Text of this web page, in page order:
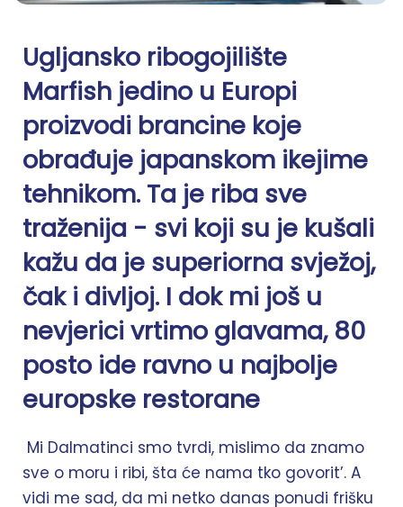
Ugljansko ribogojilište
Marfish jedino u Europi
proizvodi brancine koje
obrađuje japanskom ikejime
tehnikom. Ta je riba sve
traženija - svi koji su je kušali
kažu da je superiorna svježoj,
čak i divljoj. I dok mi još u
nevjerici vrtimo glavama, 80
posto ide ravno u najbolje
europske restorane
Mi Dalmatinci smo tvrdi, mislimo da znamo
sve o moru i ribi, šta će nama tko govorit’. A
vidi me sad, da mi netko danas ponudi frišku